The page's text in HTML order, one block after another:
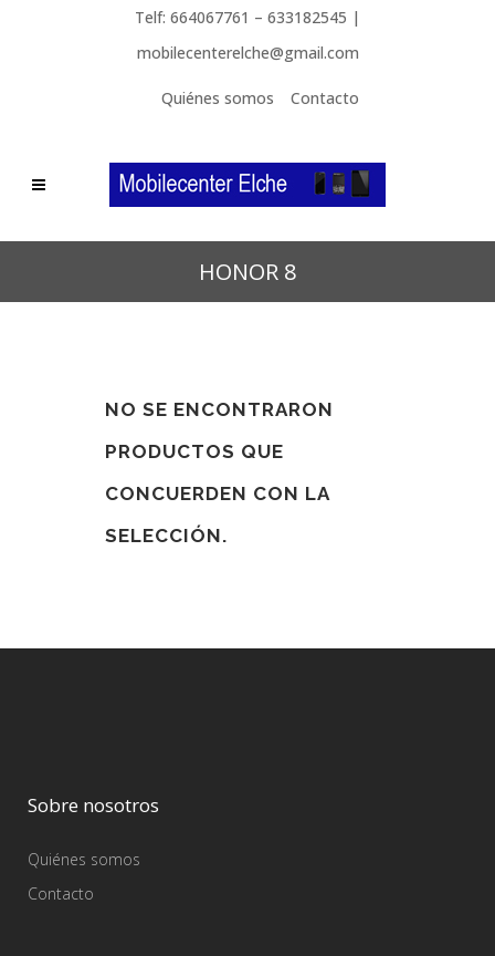
Telf: 664067761 – 633182545 |
mobilecenterelche@gmail.com
Quiénes somos Contacto
HONOR 8
NO SE ENCONTRARON
PRODUCTOS QUE
CONCUERDEN CON LA
SELECCIÓN.
Sobre nosotros
Quiénes somos
Contacto